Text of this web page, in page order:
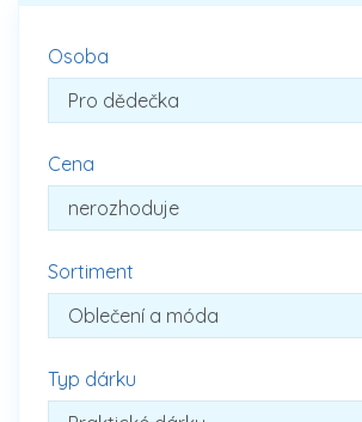
Osoba
Cena
Sortiment
Typ dárku